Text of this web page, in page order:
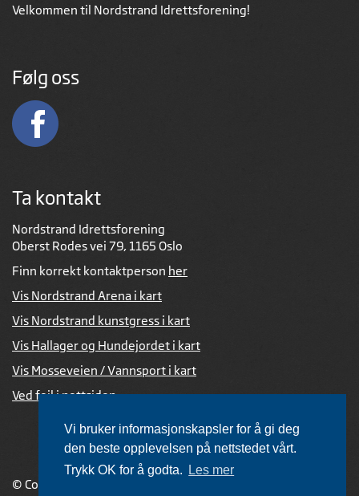
Vi bruker informasjonskapsler for å gi deg
den beste opplevelsen på nettstedet vårt.
Trykk OK for å godta.
Les mer
Velkommen til Nordstrand Idrettsforening!
Følg oss
Ta kontakt
Nordstrand Idrettsforening
Oberst Rodes vei 79, 1165 Oslo
Finn korrekt kontaktperson her
Vis Nordstrand Arena i kart
Vis Nordstrand kunstgress i kart
Vis Hallager og Hundejordet i kart
Vis Mosseveien / Vannsport i kart
Ved feil i nettsiden
© Copyright 2026 |